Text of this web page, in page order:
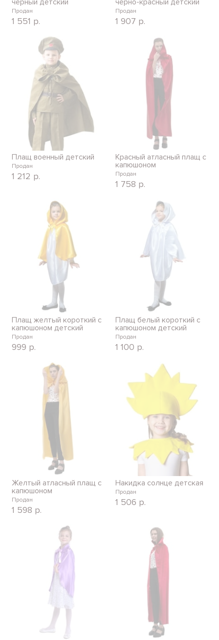
Продан
1 551 р.
Продан
1 907 р.
Плащ военный детский
Продан
1 212 р.
Красный атласный плащ с
капюшоном
Продан
1 758 р.
Плащ желтый короткий с
капюшоном детский
Продан
999 р.
Плащ белый короткий с
капюшоном детский
Продан
1 100 р.
Желтый атласный плащ с
капюшоном
Продан
1 598 р.
Накидка солнце детская
Продан
1 506 р.